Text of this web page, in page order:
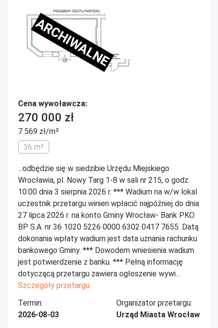
ARCHIWALNE
Cena wywoławcza:
270 000 zł
7 569 zł/m²
36 m²
...odbędzie się w siedzibie Urzędu Miejskiego
Wrocławia, pl. Nowy Targ 1-8 w sali nr 215, o godz.
10:00 dnia 3 sierpnia 2026 r. *** Wadium na w/w lokal
uczestnik przetargu winien wpłacić najpóźniej do dnia
27 lipca 2026 r. na konto Gminy Wrocław- Bank PKO
BP S.A. nr 36 1020 5226 0000 6302 0417 7655. Datą
dokonania wpłaty wadium jest data uznania rachunku
bankowego Gminy. *** Dowodem wniesienia wadium
jest potwierdzenie z banku. *** Pełną informację
dotyczącą przetargu zawiera ogłoszenie wywi...
Szczegóły przetargu
Termin:
2026-08-03
Organizator przetargu:
Urząd Miasta Wrocław